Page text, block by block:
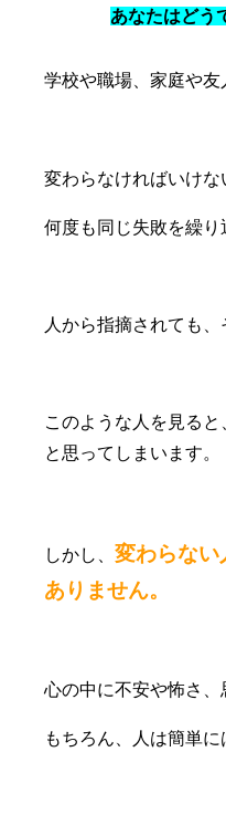
あなたはどう
学校や職場、家庭や友
変わらなければいけ
何度も同じ失敗を繰り
人から指摘されても
このような人を見る
と思ってしまいます。
しかし、 変わらない
ありません。
心の中に不安や怖さ
もちろん、人は簡単に